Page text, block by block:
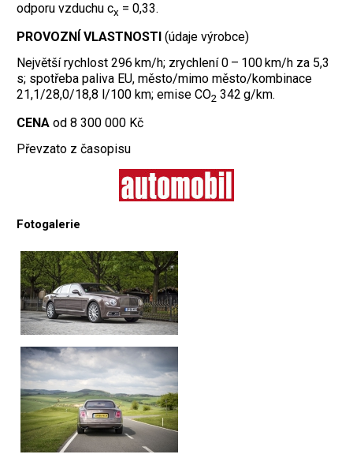
odporu vzduchu cx = 0,33.
PROVOZNÍ VLASTNOSTI (údaje výrobce)
Největší rychlost 296 km/h; zrychlení 0 – 100 km/h za 5,3
s; spotřeba paliva EU, město/mimo město/kombinace
21,1/28,0/18,8 l/100 km; emise CO2 342 g/km.
CENA od 8 300 000 Kč
Převzato z časopisu
Fotogalerie